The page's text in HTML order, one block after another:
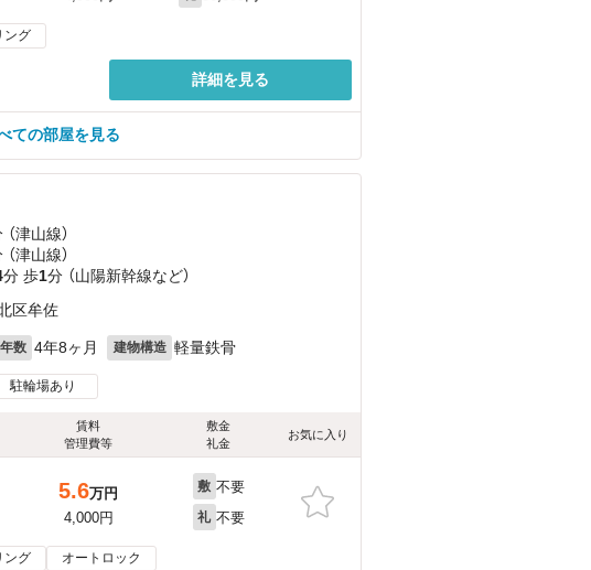
ング
詳細を見る
ての部屋を見る
（津山線）
（津山線）
分 歩1分 （山陽新幹線など）
区牟佐
数 4年8ヶ月 建物構造 軽量鉄骨
駐輪場あり
賃料
管理費等
敷金
礼金
お気に入り
5.6万円
4,000円
敷 不要
礼 不要
ング オートロック